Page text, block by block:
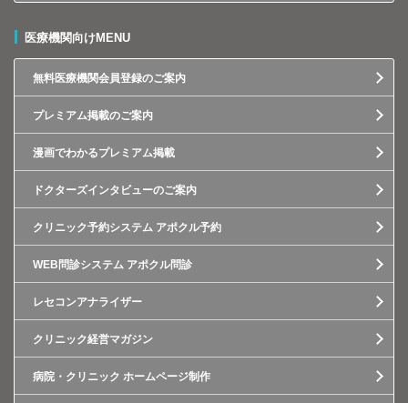
医療機関向けMENU
無料医療機関会員登録のご案内
プレミアム掲載のご案内
漫画でわかるプレミアム掲載
ドクターズインタビューのご案内
クリニック予約システム アポクル予約
WEB問診システム アポクル問診
レセコンアナライザー
クリニック経営マガジン
病院・クリニック ホームページ制作